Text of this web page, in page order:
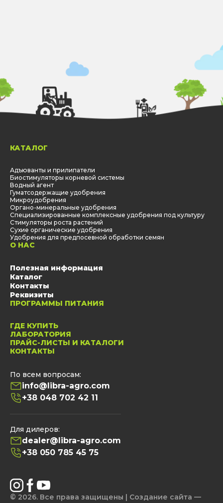
КАТАЛОГ
Адъюванты и прилипатели
Биостимуляторы корневой системы
Водный агент
Гуматсодержащие удобрения
Микроудобрения
Органо-минеральные удобрения
Специализированные комплексные удобрения под культуру
Стимуляторы роста растений
Сухие органические удобрения
Удобрения для предпосевной обработки семян
О НАС
Полезная информация
Каталог
Контакты
Реквизиты
ПРОГРАММЫ ПИТАНИЯ
ГДЕ КУПИТЬ
ЛАБОРАТОРИЯ
ПРАЙС-ЛИСТЫ И КАТАЛОГИ
КОНТАКТЫ
По всем вопросам:
info@libra-agro.com
+38 048 702 42 11
Для дилеров:
dealer@libra-agro.com
+38 050 785 45 75
© 2026. Все права защищены | Создание сайта —